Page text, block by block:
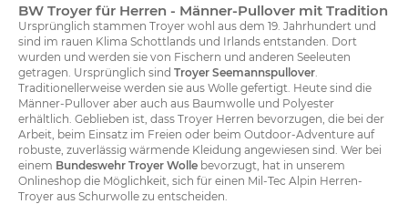
BW Troyer für Herren - Männer-Pullover mit Tradition
Ursprünglich stammen Troyer wohl aus dem 19. Jahrhundert und
sind im rauen Klima Schottlands und Irlands entstanden. Dort
wurden und werden sie von Fischern und anderen Seeleuten
getragen. Ursprünglich sind Troyer Seemannspullover
Traditionellerweise werden sie aus Wolle gefertigt. Heute sind die
Männer-Pullover aber auch aus Baumwolle und Polyester
erhältlich. Geblieben ist, dass Troyer Herren bevorzugen, die bei der
Arbeit, beim Einsatz im Freien oder beim Outdoor-Adventure auf
robuste, zuverlässig wärmende Kleidung angewiesen sind. Wer bei
einem Bundeswehr Troyer Wolle bevorzugt, hat in unserem
Onlineshop die Möglichkeit, sich für einen Mil-Tec Alpin Herren-
Troyer aus Schurwolle zu entscheiden.